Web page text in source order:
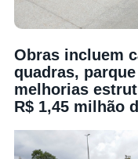
Obras incluem
quadras,
melhorias
R$ 1,45 milhão